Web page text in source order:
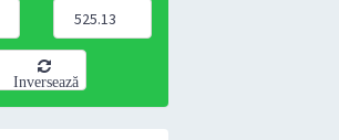
Inversează